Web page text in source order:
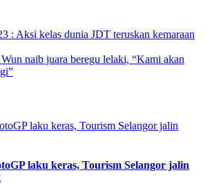
: Aksi kelas dunia JDT teruskan kemaraan
naib juara beregu lelaki, “Kami akan
laku keras, Tourism Selangor jalin